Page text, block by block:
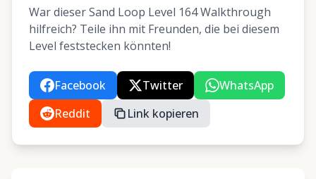
War dieser Sand Loop Level 164 Walkthrough
hilfreich? Teile ihn mit Freunden, die bei diesem
Level feststecken könnten!
Facebook Twitter
WhatsApp
Reddit
Link kopieren